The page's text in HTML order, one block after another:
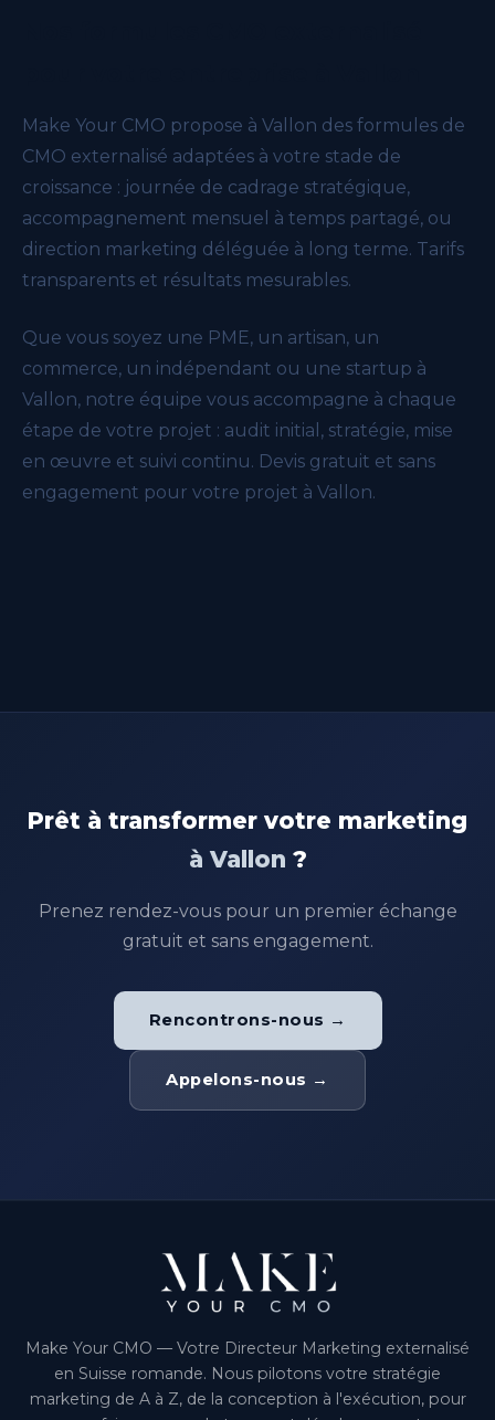
Make Your CMO propose à Vallon des formules de
CMO externalisé adaptées à votre stade de
croissance : journée de cadrage stratégique,
accompagnement mensuel à temps partagé, ou
direction marketing déléguée à long terme. Tarifs
transparents et résultats mesurables.
Que vous soyez une PME, un artisan, un
commerce, un indépendant ou une startup à
Vallon, notre équipe vous accompagne à chaque
étape de votre projet : audit initial, stratégie, mise
en œuvre et suivi continu. Devis gratuit et sans
engagement pour votre projet à Vallon.
Prêt à transformer votre marketing
à Vallon ?
Prenez rendez-vous pour un premier échange
gratuit et sans engagement.
Rencontrons-nous →
Appelons-nous →
Make Your CMO — Votre Directeur Marketing externalisé
en Suisse romande. Nous pilotons votre stratégie
marketing de A à Z, de la conception à l'exécution, pour